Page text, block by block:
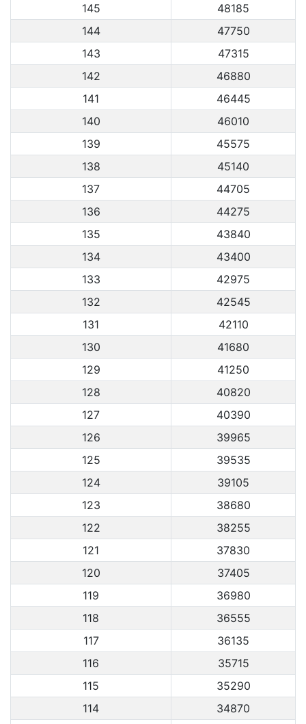
145
48185
144
47750
143
47315
142
46880
141
46445
140
46010
139
45575
138
45140
137
44705
136
44275
135
43840
134
43400
133
42975
132
42545
131
42110
130
41680
129
41250
128
40820
127
40390
126
39965
125
39535
124
39105
123
38680
122
38255
121
37830
120
37405
119
36980
118
36555
117
36135
116
35715
115
35290
114
34870